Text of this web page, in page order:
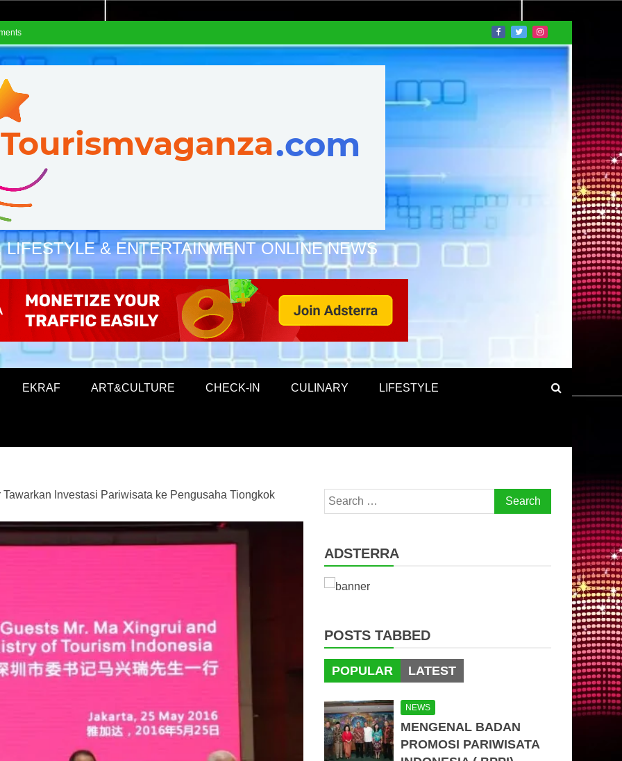
LIFESTYLE & ENTERTAINMENT ONLINE NEWS
EKRAF ART&CULTURE CHECK-IN CULINARY LIFESTYLE
Tawarkan Investasi Pariwisata ke Pengusaha Tiongkok
Search
for:
ADSTERRA
POSTS TABBED
POPULAR LATEST
NEWS
MENGENAL BADAN
PROMOSI PARIWISATA